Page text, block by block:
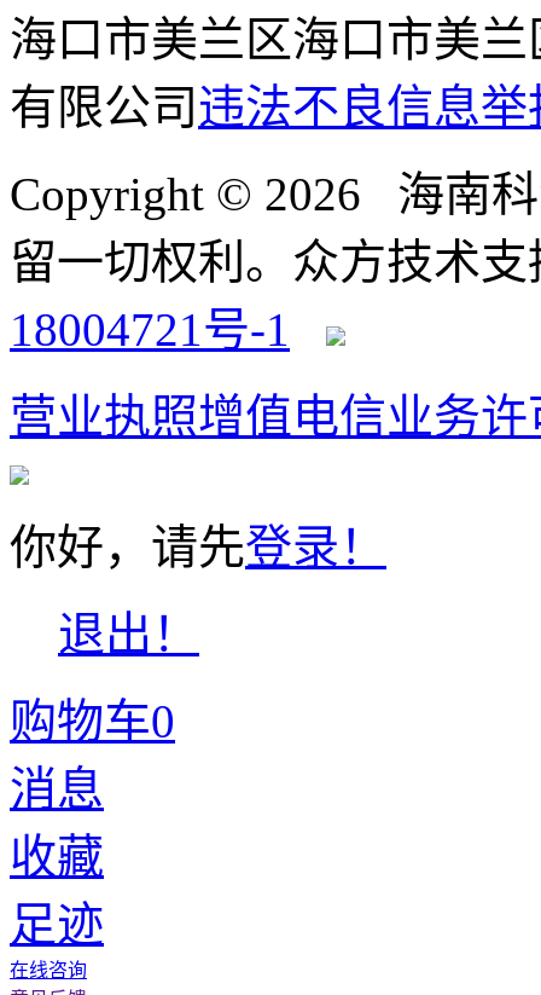
海口市美兰区海口市美
有限公司 违法不良信息
Copyright © 2026 海南
留一切权利。 众方技术支
18004721号-1
营业执照增值电信业务许
你好，请先登录！
退出！
购物车0
消息
收藏
足迹
在线咨询